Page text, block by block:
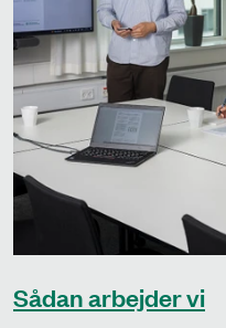
Sådan arbejder vi